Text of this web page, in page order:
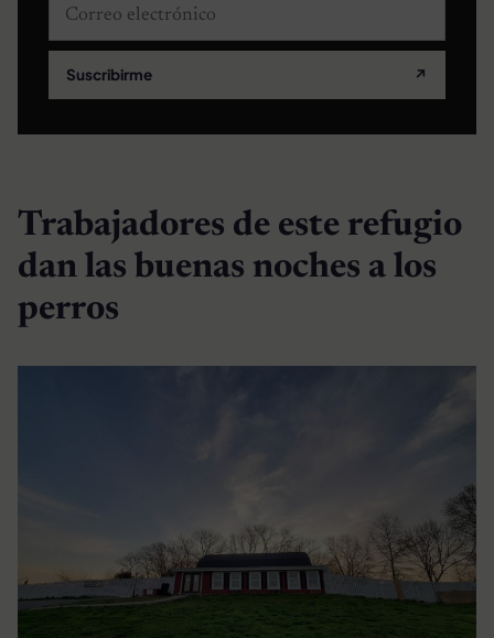
Correo electrónico
Suscribirme ↗
Trabajadores de este refugio
dan las buenas noches a los
perros